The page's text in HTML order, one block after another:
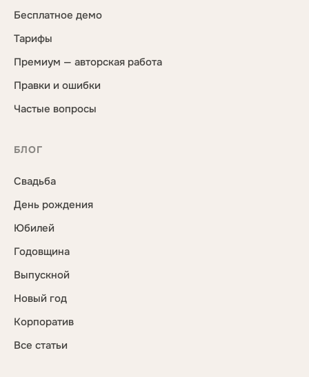
Бесплатное демо
Тарифы
Премиум — авторская работа
Правки и ошибки
Частые вопросы
БЛОГ
Свадьба
День рождения
Юбилей
Годовщина
Выпускной
Новый год
Корпоратив
Все статьи